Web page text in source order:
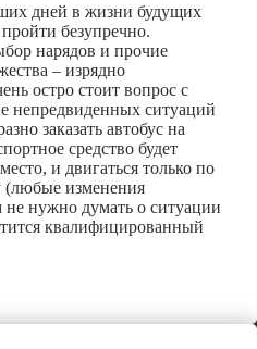
дней в жизни будущих
безупречно.
нарядов и прочие
– изрядно
остро стоит вопрос с
непредвиденных ситуаций
заказать автобус на
средство будет
и двигаться только по
(любые изменения
не нужно думать о ситуации
квалифицированный